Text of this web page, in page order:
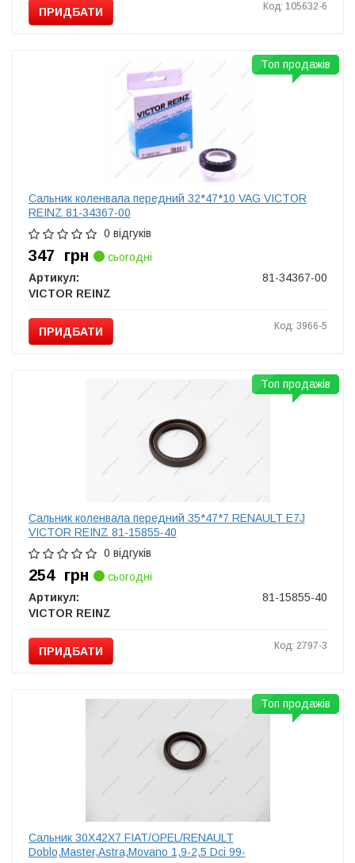
ПРИДБАТИ Код: 105632-6
Сальник коленвала передний 32*47*10 VAG VICTOR
REINZ 81-34367-00
0 відгуків
347 грн
сьогодні
Артикул:
81-34367-00
VICTOR REINZ
ПРИДБАТИ Код: 3966-5
Топ продажів
Сальник коленвала передний 35*47*7 RENAULT E7J
VICTOR REINZ 81-15855-40
0 відгуків
254 грн
сьогодні
Артикул:
81-15855-40
VICTOR REINZ
ПРИДБАТИ Код: 2797-3
Топ продажів
Сальник 30X42X7 FIAT/OPEL/RENAULT
Doblo,Master,Astra,Movano 1,9-2,5 Dci 99-
Топ продажів